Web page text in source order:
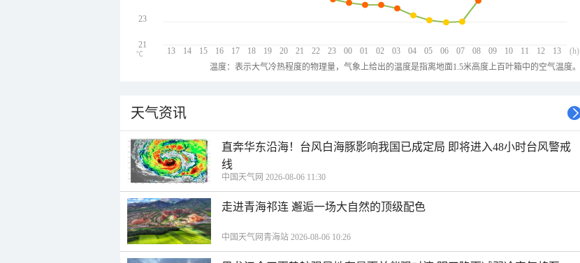
13 14 15 16 17 18 19 20 21 22 23 00 01 02 03 04 05 06 07 08 09 10 11 12 13
23
21
(h)
℃
温度：表示大气冷热程度的物理量，气象上给出的温度是指离地面1.5米高度上百叶箱中的空气温度。
天气资讯
直奔华东沿海！台风白海豚影响我国已成定局 即将进入48小时台风警戒
线
中国天气网 2026-08-06 11:30
走进青海祁连 邂逅一场大自然的顶级配色
中国天气网青海站 2026-08-06 10:26